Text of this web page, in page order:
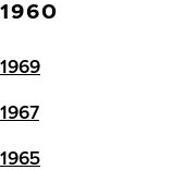
1960
1969
1967
1965